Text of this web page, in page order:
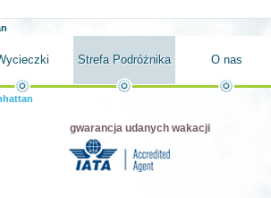
Strefa Podróżnika O nas
gwarancja udanych wakacji